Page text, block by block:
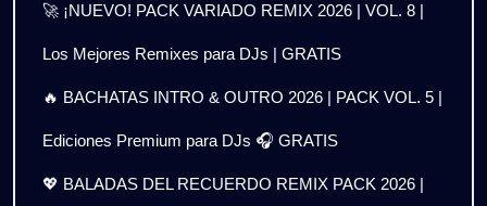
🚀 ¡NUEVO! PACK VARIADO REMIX 2026 | VOL. 8 |
Los Mejores Remixes para DJs | GRATIS
🔥 BACHATAS INTRO & OUTRO 2026 | PACK VOL. 5 |
Ediciones Premium para DJs 🎧 GRATIS
💖 BALADAS DEL RECUERDO REMIX PACK 2026 |